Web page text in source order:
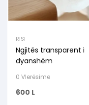
RISI
Ngjitës transparent i
dyanshëm
0 Vlerësime
600 L